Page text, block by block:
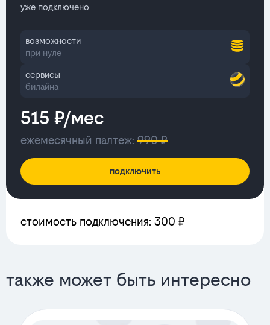
уже подключено
возможности
при нуле
сервисы
билайна
515 ₽/мес
ежемесячный палтеж: 990 ₽
подключить
стоимость подключения: 300 ₽
также может быть интересно